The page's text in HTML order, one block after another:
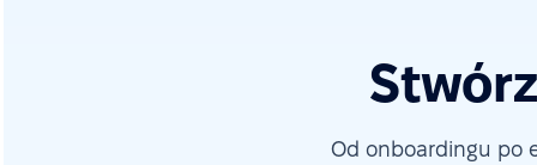
Od onboardingu po